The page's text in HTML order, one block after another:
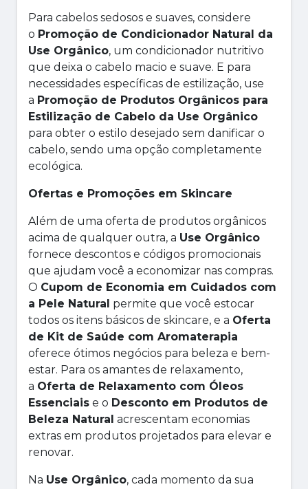
Para cabelos sedosos e suaves, considere
o Promoção de Condicionador Natural da
Use Orgânico, um condicionador nutritivo
que deixa o cabelo macio e suave. E para
necessidades específicas de estilização, use
a Promoção de Produtos Orgânicos para
Estilização de Cabelo da Use Orgânico
para obter o estilo desejado sem danificar o
cabelo, sendo uma opção completamente
ecológica.
Ofertas e Promoções em Skincare
Além de uma oferta de produtos orgânicos
acima de qualquer outra, a Use Orgânico
fornece descontos e códigos promocionais
que ajudam você a economizar nas compras.
O Cupom de Economia em Cuidados com
a Pele Natural permite que você estocar
todos os itens básicos de skincare, e a Oferta
de Kit de Saúde com Aromaterapia
oferece ótimos negócios para beleza e bem-
estar. Para os amantes de relaxamento,
a Oferta de Relaxamento com Óleos
Essenciais e o Desconto em Produtos de
Beleza Natural acrescentam economias
extras em produtos projetados para elevar e
renovar.
Na Use Orgânico, cada momento da sua